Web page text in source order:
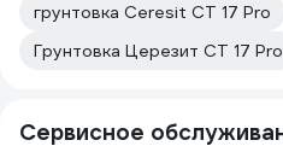
грунтовка Ceresit CT 17 Pro
Грунтовка Церезит CT 17 Pro
Сервисное